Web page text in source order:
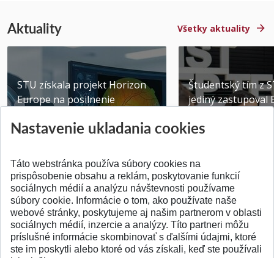
Aktuality Všetky aktuality
STU získala projekt Horizon
Europe na posilnenie
Publikované 31.07.2026
Študentský tím z
jediný zastupoval
Publikované
SPÄŤ NA VRCH
Nastavenie ukladania cookies
Táto webstránka používa súbory cookies na
prispôsobenie obsahu a reklám, poskytovanie funkcií
sociálnych médií a analýzu návštevnosti používame
súbory cookie. Informácie o tom, ako používate naše
webové stránky, poskytujeme aj našim partnerom v oblasti
sociálnych médií, inzercie a analýzy. Títo partneri môžu
príslušné informácie skombinovať s ďalšími údajmi, ktoré
ste im poskytli alebo ktoré od vás získali, keď ste používali